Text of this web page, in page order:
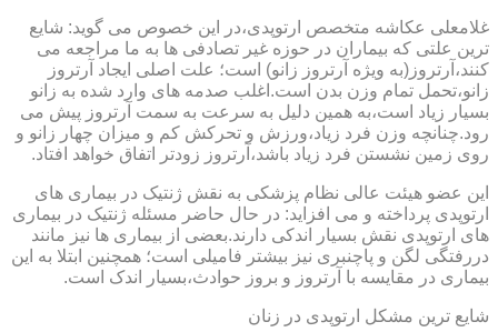
غلامعلی عکاشه متخصص ارتوپدی،در این خصوص می گوید: شایع
ترین علتی که بیماران در حوزه غیر تصادفی ها به ما مراجعه می
کنند،آرتروز(به ویژه آرتروز زانو) است؛ علت اصلی ایجاد آرتروز
زانو،تحمل تمام وزن بدن است.اغلب صدمه های وارد شده به زانو
بسیار زیاد است،به همین دلیل به سرعت به سمت آرتروز پیش می
رود.چنانچه وزن فرد زیاد،ورزش و تحرکش کم و میزان چهار زانو و
روی زمین نشستن فرد زیاد باشد،آرتروز زودتر اتفاق خواهد افتاد.
این عضو هیئت عالی نظام پزشکی به نقش ژنتیک در بیماری های
ارتوپدی پرداخته و می افزاید: در حال حاضر مسئله ژنتیک در بیماری
های ارتوپدی نقش بسیار اندکی دارند.بعضی از بیماری ها نیز مانند
دررفتگی لگن و پاچنبری نیز بیشتر فامیلی است؛ همچنین ابتلا به این
بیماری در مقایسه با آرتروز و بروز حوادث،بسیار اندک است.
شایع ترین مشکل ارتوپدی در زنان